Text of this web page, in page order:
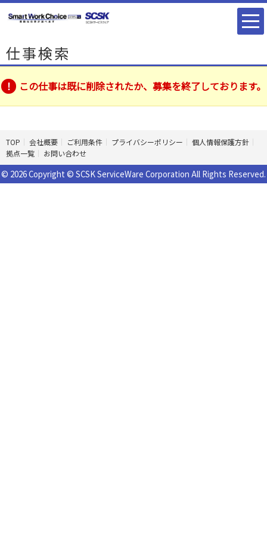
仕事検索
この仕事は既に削除されたか、募集を終了しております。
TOP 会社概要 ご利用条件 プライバシーポリシー
個人情報保護方針
拠点一覧
お問い合わせ
© 2026 Copyright © SCSK ServiceWare Corporation All Rights Reserved.